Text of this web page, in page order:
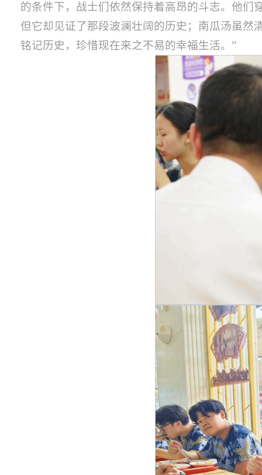
的条件下，战士们依然保持着高昂的斗志。他们
但它却见证了那段波澜壮阔的历史；南瓜汤虽然
铭记历史，珍惜现在来之不易的幸福生活。”